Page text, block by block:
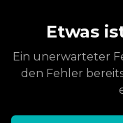
Etwas
Ein unerwarteter
den Fehler